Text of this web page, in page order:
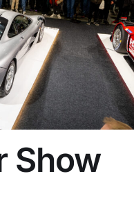
Show